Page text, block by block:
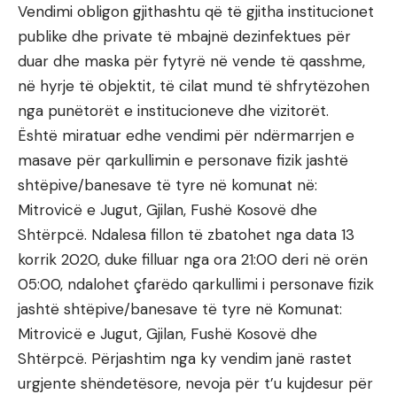
Vendimi obligon gjithashtu që të gjitha institucionet
publike dhe private të mbajnë dezinfektues për
duar dhe maska për fytyrë në vende të qasshme,
në hyrje të objektit, të cilat mund të shfrytëzohen
nga punëtorët e institucioneve dhe vizitorët.
Është miratuar edhe vendimi për ndërmarrjen e
masave për qarkullimin e personave fizik jashtë
shtëpive/banesave të tyre në komunat në:
Mitrovicë e Jugut, Gjilan, Fushë Kosovë dhe
Shtërpcë. Ndalesa fillon të zbatohet nga data 13
korrik 2020, duke filluar nga ora 21:00 deri në orën
05:00, ndalohet çfarëdo qarkullimi i personave fizik
jashtë shtëpive/banesave të tyre në Komunat:
Mitrovicë e Jugut, Gjilan, Fushë Kosovë dhe
Shtërpcë. Përjashtim nga ky vendim janë rastet
urgjente shëndetësore, nevoja për t’u kujdesur për